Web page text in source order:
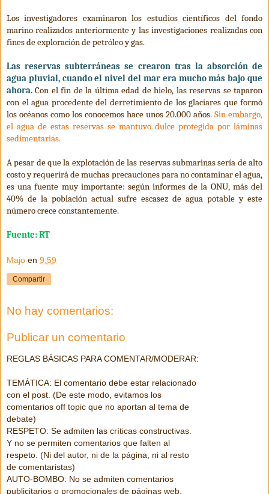
Los investigadores examinaron los estudios científicos del fondo
marino realizados anteriormente y las investigaciones realizadas con
fines de exploración de petróleo y gas.
Las reservas subterráneas se crearon tras la absorción de
agua pluvial, cuando el nivel del mar era mucho más bajo que
ahora. Con el fin de la última edad de hielo, las reservas se taparon
con el agua procedente del derretimiento de los glaciares que formó
los océanos como los conocemos hace unos 20.000 años. Sin embargo,
el agua de estas reservas se mantuvo dulce protegida por láminas
sedimentarias.
A pesar de que la explotación de las reservas submarinas sería de alto
costo y requerirá de muchas precauciones para no contaminar el agua,
es una fuente muy importante: según informes de la ONU, más del
40% de la población actual sufre escasez de agua potable y este
número crece constantemente.
Fuente: RT
Majo en 9:59
Compartir
No hay comentarios:
Publicar un comentario
REGLAS BÁSICAS PARA COMENTAR/MODERAR:
TEMÁTICA: El comentario debe estar relacionado
con el post. (De este modo, evitamos los
comentarios off topic que no aportan al tema de
debate)
RESPETO: Se admiten las críticas constructivas.
Y no se permiten comentarios que falten al
respeto. (Ni del autor, ni de la página, ni al resto
de comentaristas)
AUTO-BOMBO: No se admiten comentarios
publicitarios o promocionales de páginas web,